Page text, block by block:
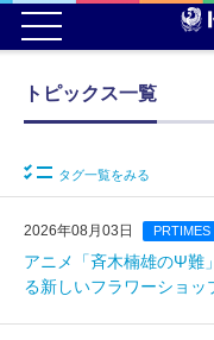
トピックス一覧
タグ一覧をみる
2026年08月03日 PRTIMES
アニメ「斉木楠雄のΨ難
る新しいフラワーショッ